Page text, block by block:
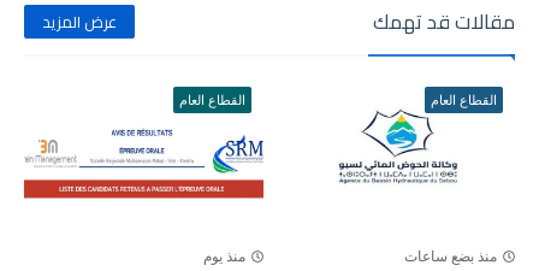
مقالات قد تهمك عرض المزيد
القطاع العام
منذ بضع ساعات
القطاع العام
منذ يوم